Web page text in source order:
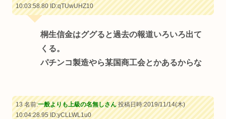
10:03:58.80ID:qTUwUHZ10
桐生信金はググると過去の報道いろいろ出て
くる。
パチンコ製造やら某国商工会とかあるからな
13 名前:一般よりも上級の名無しさん投稿日時:2019/11/14(木)
10:04:28.95ID:yCLLWL1u0